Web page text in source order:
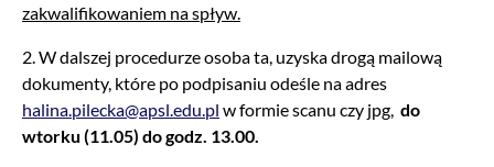
zakwalifikowaniem na spływ.
2. W dalszej procedurze osoba ta, uzyska drogą mailową
dokumenty, które po podpisaniu odeśle na adres
halina.pilecka@apsl.edu.pl w formie scanu czy jpg, do
wtorku (11.05) do godz. 13.00.